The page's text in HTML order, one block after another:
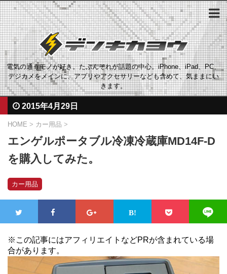
電気の通うモノが好き。たぶんそれが話題の中心。iPhone、iPad、PC、
デジカメをメインに、アプリやアクセサリーなども含めて、気ままにい
きます。
2015年4月29日
HOME > カー用品 >
エンゲルポータブル冷凍冷蔵庫MD14F-D
を購入してみた。
カー用品
※この記事にはアフィリエイトなどPRが含まれている場
合があります。